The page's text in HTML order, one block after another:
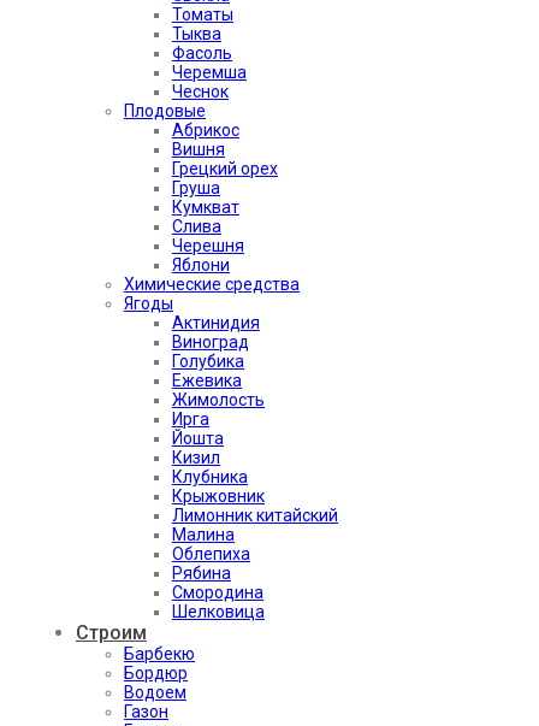
Томаты
Тыква
Фасоль
Черемша
Чеснок
Плодовые
Абрикос
Вишня
Грецкий орех
Груша
Кумкват
Слива
Черешня
Яблони
Химические средства
Ягоды
Актинидия
Виноград
Голубика
Ежевика
Жимолость
Ирга
Йошта
Кизил
Клубника
Крыжовник
Лимонник китайский
Малина
Облепиха
Рябина
Смородина
Шелковица
Строим
Барбекю
Бордюр
Водоем
Газон